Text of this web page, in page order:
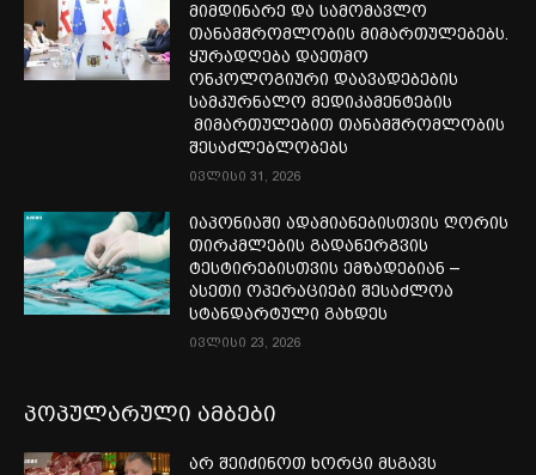
მიმდინარე და სამომავლო
თანამშრომლობის მიმართულებებს.
ყურადღება დაეთმო
ონკოლოგიური დაავადებების
სამკურნალო მედიკამენტების
მიმართულებით თანამშრომლობის
შესაძლებლობებს
ივლისი 31, 2026
იაპონიაში ადამიანებისთვის ღორის
თირკმლების გადანერგვის
ტესტირებისთვის ემზადებიან –
ასეთი ოპერაციები შესაძლოა
სტანდარტული გახდეს
ივლისი 23, 2026
პოპულარული ამბები
არ შეიძინოთ ხორცი მსგავს